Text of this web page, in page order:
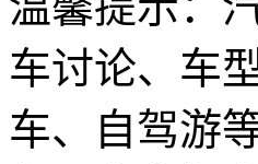
车讨论、车
车、自驾游